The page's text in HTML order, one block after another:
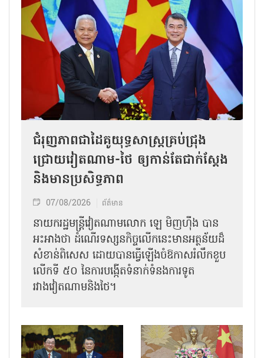
ជំរុញភាពជាដៃគូយុទ្ធសាស្ត្រគ្រប់ជ្រុង
ជ្រោយវៀតណាម-ថៃ ឲ្យកាន់តែជាក់ស្ដែង
និងមានប្រសិទ្ធភាព
07/08/2026 ព័ត៌មាន
នាយករដ្ឋមន្ត្រីវៀតណាមលោក ឡេ មិញហ៊ឹង បាន
អះអាងថា ដំណើរទស្សនកិច្ចលើកនេះមានអត្ថន័យដ៏
សំខាន់ពិសេស ដោយបានធ្វើឡើងចំឱកាសរំលឹកខួប
លើកទី ៥០ នៃការបង្កើតទំនាក់ទំនងការទូត
រវាងវៀតណាមនិងថៃ។